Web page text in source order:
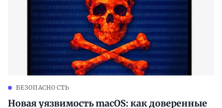
БЕЗОПАСНОСТЬ
Новая уязвимость macOS: как доверенные